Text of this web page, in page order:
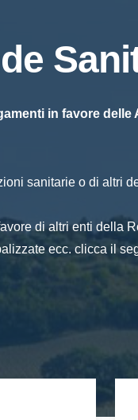
in favore delle
sanitarie o di altri
di altri enti della
ecc. clicca il